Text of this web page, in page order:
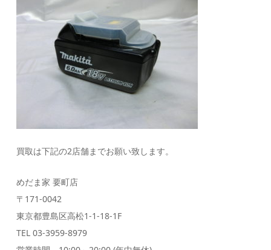
買取は下記の2店舗までお願い致します。
めだま家 要町店
〒171-0042
東京都豊島区高松1-1-18-1F
TEL 03-3959-8979